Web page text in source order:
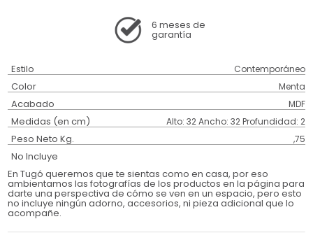
6 meses de
garantía
Estilo Contemporáneo
Color Menta
Acabado MDF
Medidas (en cm) Alto: 32 Ancho: 32 Profundidad: 2
Peso Neto Kg. ,75
No Incluye
En Tugó queremos que te sientas como en casa, por eso
ambientamos las fotografías de los productos en la página para
darte una perspectiva de cómo se ven en un espacio, pero esto
no incluye ningún adorno, accesorios, ni pieza adicional que lo
acompañe.